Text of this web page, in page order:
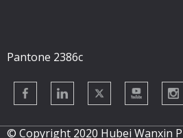
Pantone 2386c
© Copyright 2020 Hubei Wanxin